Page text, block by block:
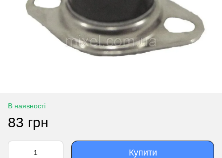
В наявності
83 грн
Купити